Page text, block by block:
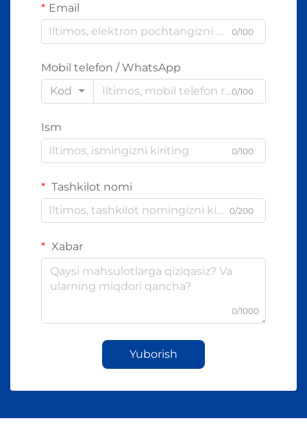
Email
0/100
Mobil telefon / WhatsApp
Kod
0/100
Ism
0/100
Tashkilot nomi
0/200
Xabar
0/1000
Yuborish